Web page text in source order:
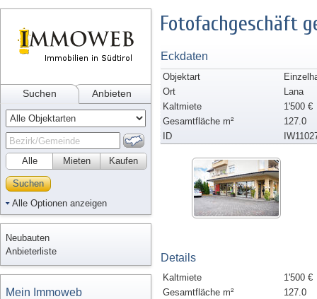
Suchen Anbieten
Alle Kaufen
Mieten
Suchen
Alle Optionen anzeigen
Neubauten
Anbieterliste
Mein Immoweb
Fotofachgeschäft
Eckdaten
Objektart
Ort
Lana
Kaltmiete
1'500 €
Gesamtfläche m²
127.0
ID
Details
Kaltmiete
1'500 €
Gesamtfläche m²
127.0